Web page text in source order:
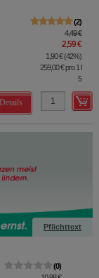
2
4,49 €
2,59 €
1,90 €(42%)
259,00 €pro 1 l
5
Details
Pflichttext
0